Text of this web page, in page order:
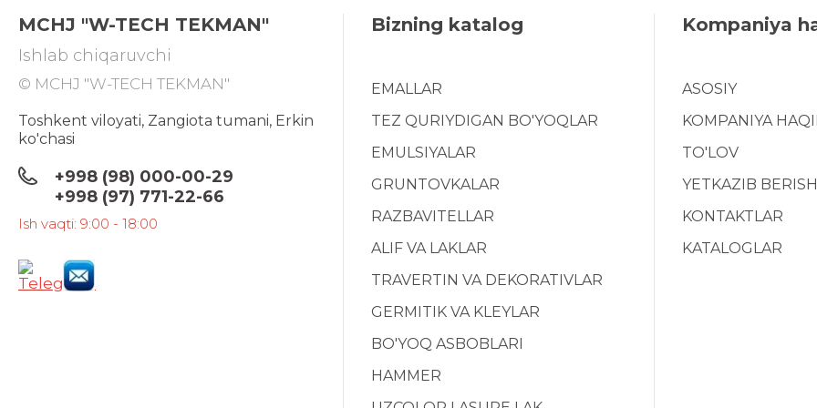
MCHJ "W-TECH TEKMAN"
Ishlab chiqaruvchi
© MCHJ "W-TECH TEKMAN"
Toshkent viloyati, Zangiota tumani, Erkin
ko'chasi
+998 (98) 000-00-29
+998 (97) 771-22-66
Ish vaqti: 9:00 - 18:00
Bizning katalog
EMALLAR
TEZ QURIYDIGAN BO'YOQLAR
EMULSIYALAR
GRUNTOVKALAR
RAZBAVITELLAR
ALIF VA LAKLAR
TRAVERTIN VA DEKORATIVLAR
GERMITIK VA KLEYLAR
BO'YOQ ASBOBLARI
HAMMER
Kompaniya
ASOSIY
KOMPANIYA
TO'LOV
YETKAZIB BERISH
KONTAKTLAR
KATALOGLAR